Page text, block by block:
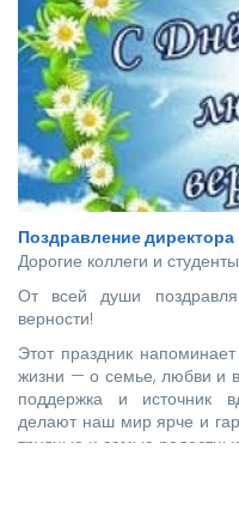
Поздравление
Дорогие коллеги и
От всей души
верности!
Этот праздник
жизни — о семье, любви и
поддержка и источник
делают наш мир ярче и
трудные и самые